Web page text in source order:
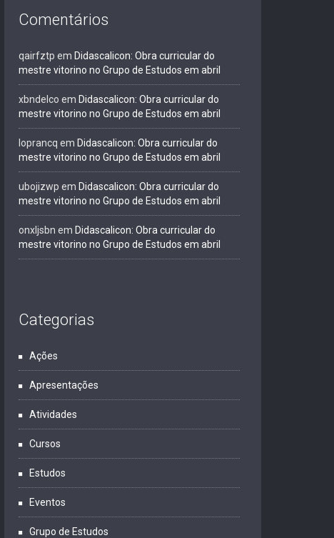
Comentários
qairfztp em Didascalicon: Obra curricular do
mestre vitorino no Grupo de Estudos em abril
xbndelco em Didascalicon: Obra curricular do
mestre vitorino no Grupo de Estudos em abril
loprancq em Didascalicon: Obra curricular do
mestre vitorino no Grupo de Estudos em abril
ubojizwp em Didascalicon: Obra curricular do
mestre vitorino no Grupo de Estudos em abril
onxljsbn em Didascalicon: Obra curricular do
mestre vitorino no Grupo de Estudos em abril
Categorias
Ações
Apresentações
Atividades
Cursos
Estudos
Eventos
Grupo de Estudos